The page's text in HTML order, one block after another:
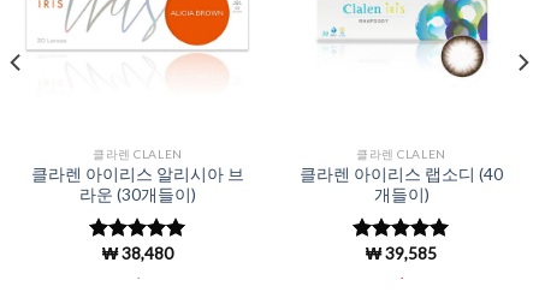
클라렌 CLALEN
클라렌 아이리스 알리시아 브
라운 (30개들이)
5 중에서
로 평가됨
₩38,480
클라렌 CLALEN
클라렌 아이리스 랩소디 (40
개들이)
5 중에서
로 평가됨
₩39,585